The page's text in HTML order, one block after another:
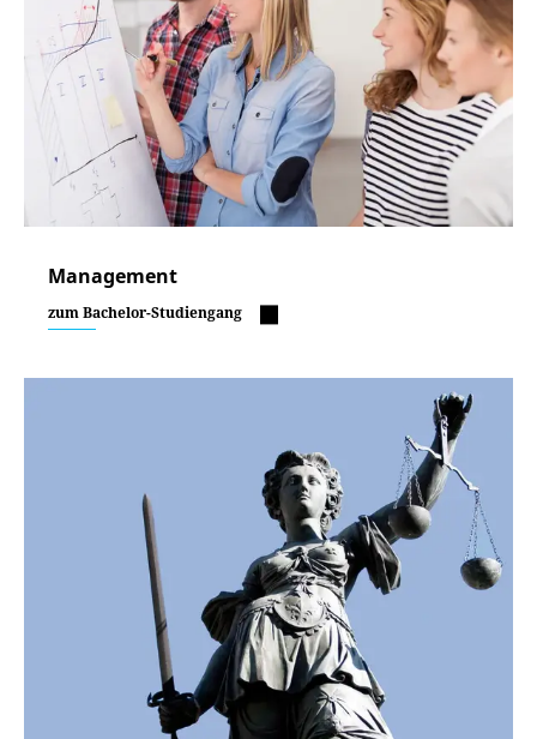
Management
zum Bachelor-Studiengang